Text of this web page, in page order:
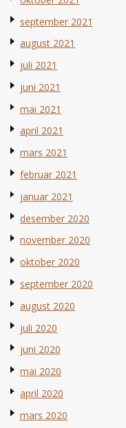
september 2021
august 2021
juli 2021
juni 2021
mai 2021
april 2021
mars 2021
februar 2021
januar 2021
desember 2020
november 2020
oktober 2020
september 2020
august 2020
juli 2020
juni 2020
mai 2020
april 2020
mars 2020